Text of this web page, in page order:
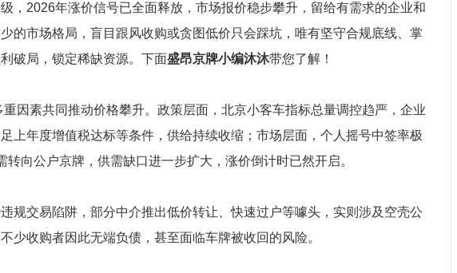
，2026年涨价信号已全面释放，市场报价稳步攀升，留给有需求的企业和
的市场格局，盲目跟风收购或贪图低价只会踩坑，唯有坚守合规底线、掌
破局，锁定稀缺资源。下面盛昂京牌小编沐沐带您了解！
因素共同推动价格攀升。政策层面，北京小客车指标总量调控趋严，企业
上年度增值税达标等条件，供给持续收缩；市场层面，个人摇号中签率极
向公户京牌，供需缺口进一步扩大，涨价倒计时已然开启。
规交易陷阱，部分中介推出低价转让、快速过户等噱头，实则涉及空壳公
少收购者因此无端负债，甚至面临车牌被收回的风险。